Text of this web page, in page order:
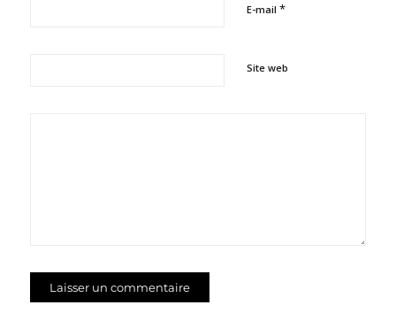
E-mail *
Site web